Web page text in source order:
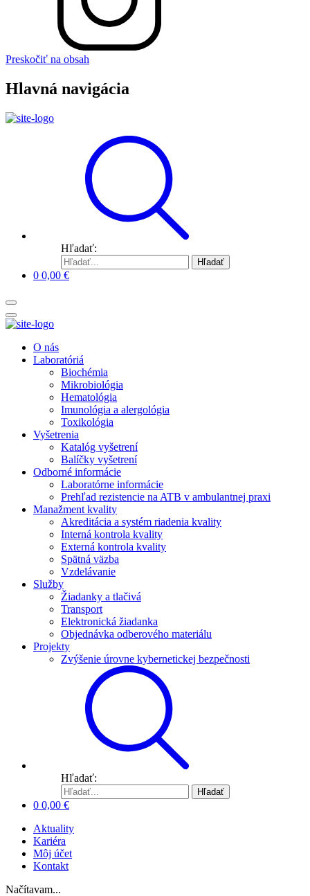
Preskočiť na obsah
Hlavná navigácia
Hľadať:
Hľadať
0 0,00 €
O nás
Laboratóriá
Biochémia
Mikrobiológia
Hematológia
Imunológia a alergológia
Toxikológia
Vyšetrenia
Katalóg vyšetrení
Balíčky vyšetrení
Odborné informácie
Laboratórne informácie
Prehľad rezistencie na ATB v ambulantnej praxi
Manažment kvality
Akreditácia a systém riadenia kvality
Interná kontrola kvality
Externá kontrola kvality
Spätná väzba
Vzdelávanie
Služby
Žiadanky a tlačivá
Transport
Elektronická žiadanka
Objednávka odberového materiálu
Projekty
Zvýšenie úrovne kybernetickej bezpečnosti
Hľadať:
Hľadať
0 0,00 €
Aktuality
Kariéra
Môj účet
Kontakt
Načítavam...